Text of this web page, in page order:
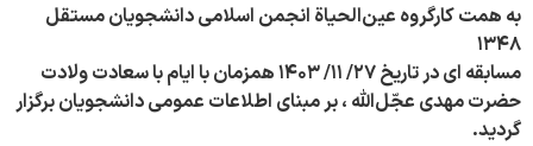
به همت کارگروه عین‌الحیاة انجمن اسلامی دانشجویان مستقل
۱۳۴۸
مسابقه ای در تاریخ ۲۷/ ۱۱/ ۱۴۰۳ همزمان با ایام با سعادت ولادت
حضرت مهدی عجّل‌الله ، بر مبنای اطلاعات عمومی دانشجویان برگزار
گردید.